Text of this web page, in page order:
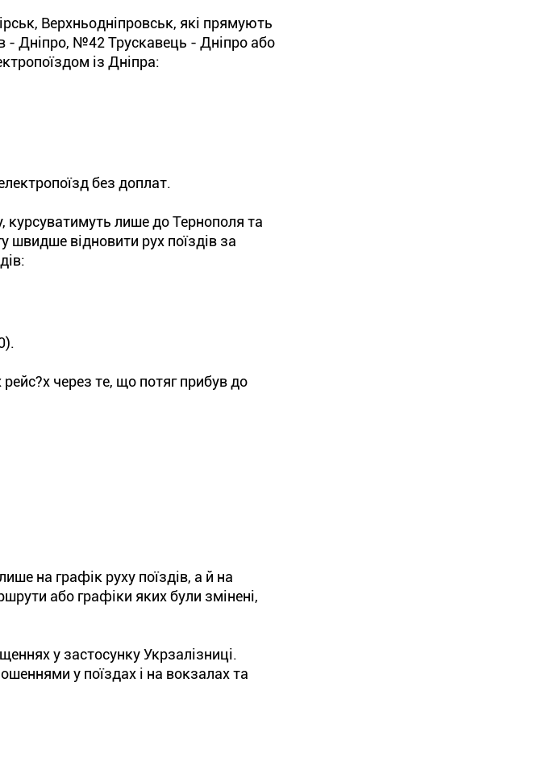
Верхньодніпровськ, які прямують
Дніпро, №42 Трускавець - Дніпро або
із Дніпра:
без доплат.
лише до Тернополя та
швидше відновити рух поїздів за
рейс?х через те, що потяг прибув до
на графік руху поїздів, а й на
або графіки яких були змінені,
у застосунку Укрзалізниці.
у поїздах і на вокзалах та